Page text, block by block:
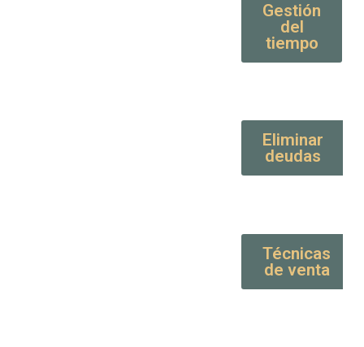
Gestión
del
tiempo
Eliminar
deudas
Técnicas
de venta